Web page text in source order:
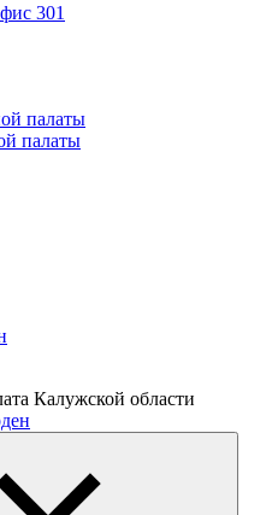
301
палаты
палаты
Калужской области